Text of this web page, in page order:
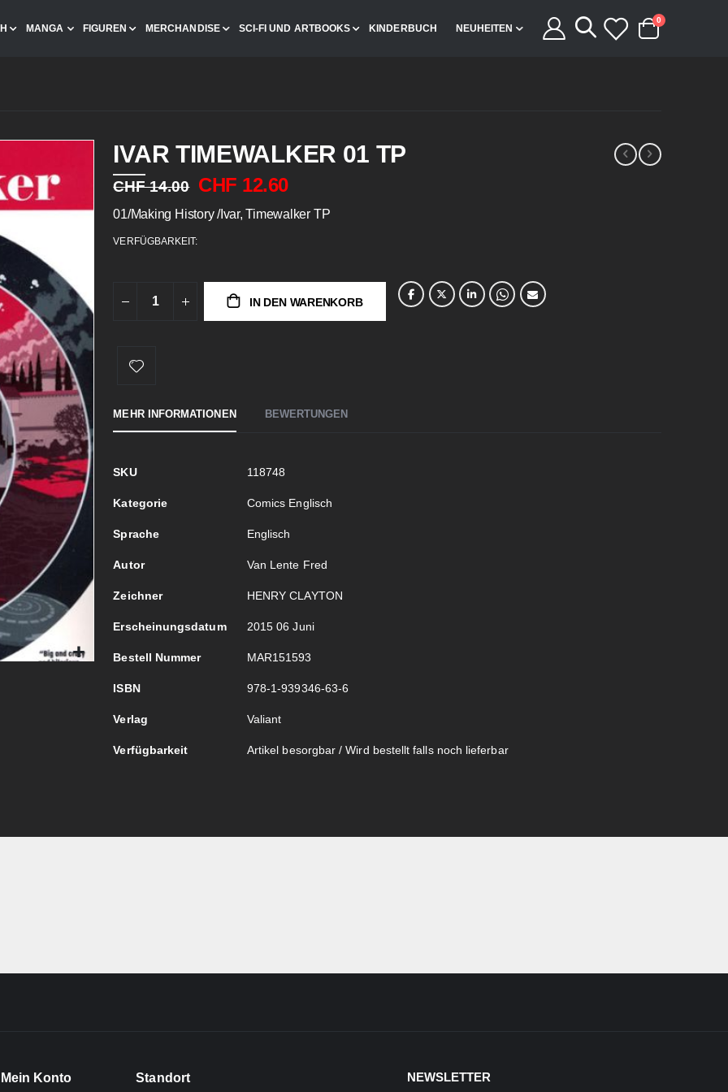
MANGA FIGUREN MERCHANDISE SCI-FI UND ARTBOOKS KINDERBUCH NEUHEITEN
Cart
0 Artikel
IVAR TIMEWALKER 01 TP
CHF 14.00 CHF 12.60
01/Making History /Ivar, Timewalker TP
VERFÜGBARKEIT:
IN DEN WARENKORB
MEHR INFORMATIONEN
Mehr
SKU 118748
Kategorie Comics Englisch
Sprache Englisch
Autor Van Lente Fred
Zeichner HENRY CLAYTON
Erscheinungsdatum 2015 06 Juni
Bestell Nummer MAR151593
ISBN 978-1-939346-63-6
Verlag Valiant
Verfügbarkeit Artikel besorgbar / Wird bestellt falls noch lieferbar
BEWERTUNGEN
Mein Konto Standort NEWSLETTER